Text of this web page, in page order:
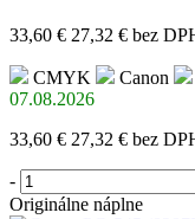
33,60 € 27,32 € bez
CMYK Canon
07.08.2026
33,60 € 27,32 € bez
-
Originálne náplne